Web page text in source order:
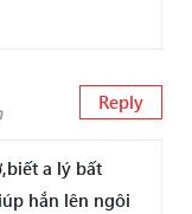
Reply
a lý bất
hắn lên ngôi